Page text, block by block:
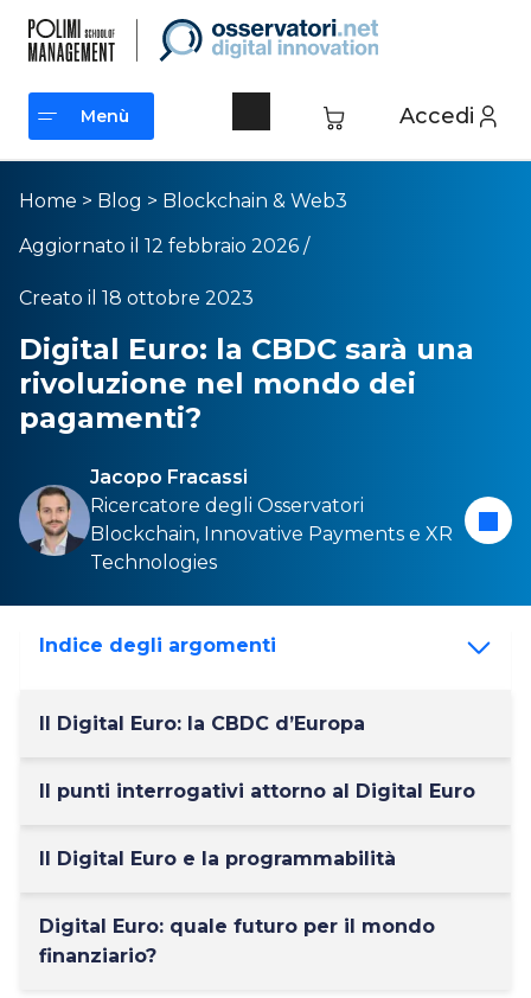
Accedi
Menù
Menù
Home > Blog > Blockchain & Web3
Aggiornato il 12 febbraio 2026 /
Creato il 18 ottobre 2023
Digital Euro: la CBDC sarà una
rivoluzione nel mondo dei
pagamenti?
Jacopo Fracassi
Ricercatore degli Osservatori
Blockchain, Innovative Payments e XR
Technologies
Indice degli argomenti
Il Digital Euro: la CBDC d’Europa
II punti interrogativi attorno al Digital Euro
Il Digital Euro e la programmabilità
Digital Euro: quale futuro per il mondo
finanziario?